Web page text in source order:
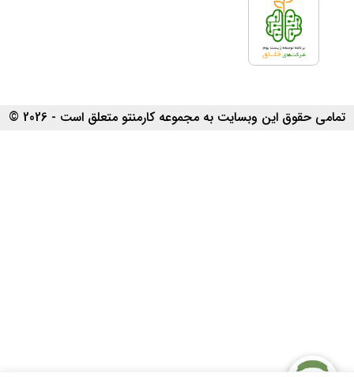
تمامی حقوق این وبسایت به مجموعه کارمنتو متعلق است - 2026 ©